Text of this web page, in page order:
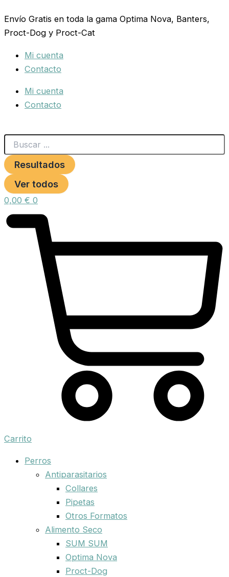
al
contenido
Envío Gratis en toda la gama Optima Nova, Banters,
Proct-Dog y Proct-Cat
Mi cuenta
Contacto
Mi cuenta
Contacto
...
Resultados
Ver todos
0,00 € 0
Carrito
Perros
Antiparasitarios
Collares
Pipetas
Otros Formatos
Alimento Seco
SUM SUM
Optima Nova
Proct-Dog
MEDIUM
LIGHT
3
cantidad